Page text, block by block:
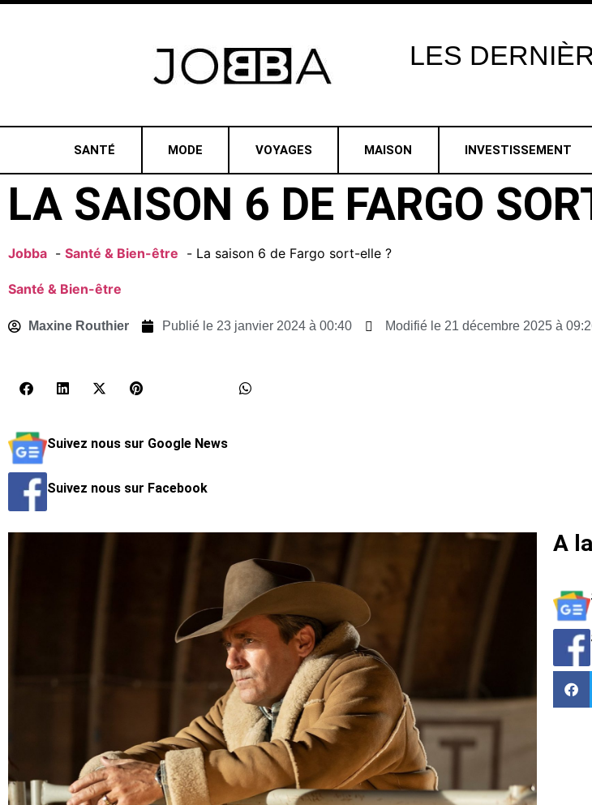
LES
SANTÉ MODE VOYAGES MAISON INVESTISSEMENT
LA SAISON 6 DE FARGO
Jobba Santé & Bien-être La saison 6 de Fargo sort-elle ?
Santé & Bien-être
Maxine Routhier Publié le 23 janvier 2024 à 00:40 Modifié le 21 décembre 2025 à
Suivez nous sur Google News
Suivez nous sur Facebook
A